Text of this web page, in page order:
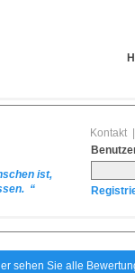
ist,
“
Kontakt
sehen Sie alle